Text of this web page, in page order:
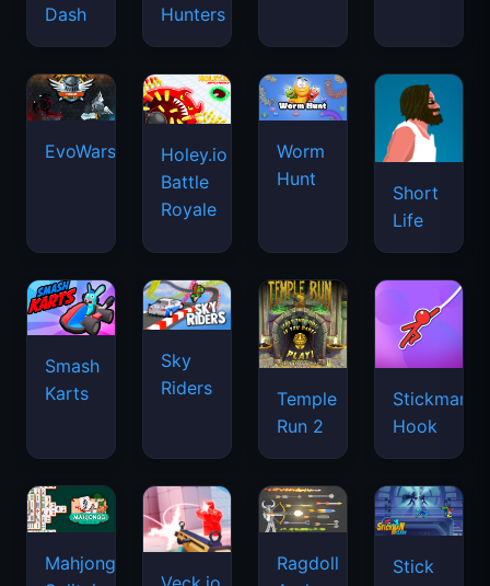
Dash
Hunters
EvoWars.io
Holey.io
Battle
Royale
Worm
Hunt
Short
Life
Smash
Karts
Sky
Riders
Temple
Run 2
Stickman
Hook
Mahjongg
Ragdoll
Stick